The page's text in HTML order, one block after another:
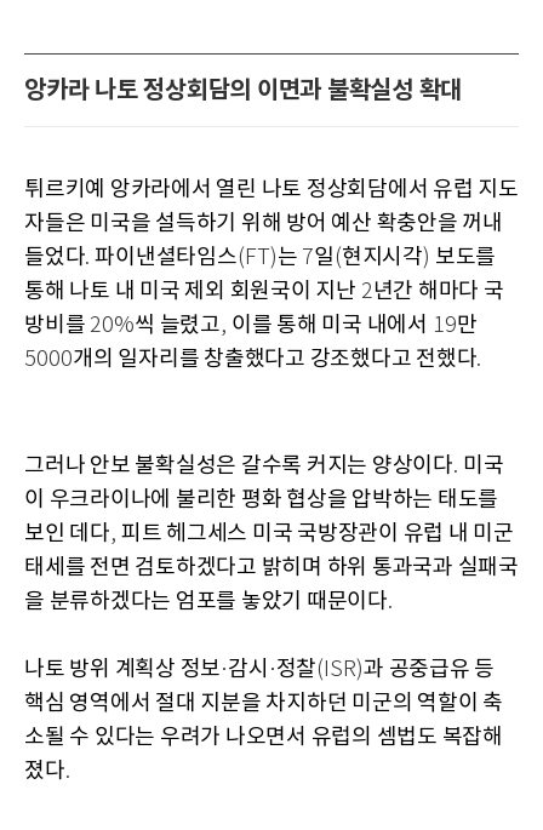
앙카라 나토 정상회담의 이면과 불확실성 확대
튀르키예 앙카라에서 열린 나토 정상회담에서 유럽 지도
자들은 미국을 설득하기 위해 방어 예산 확충안을 꺼내
들었다.파이낸셜타임스(FT)는 7일 (현지시각) 보도를
통해 나토 내 미국 제외 회원국이 지난 2년간 해마다 국
방비를 20%씩 늘렸고, 이를 통해 미국 내에서 19만
5000개의 일자리를 창출했다고 강조했다고 전했다.
그러나 안보 불확실성은 갈수록 커지는 양상이다. 미국
이 우크라이나에 불리한 평화 협상을 압박하는 태도를
보인 데다, 피트 헤그세스 미국 국방장관이 유럽 내 미군
태세를 전면 검토하겠다고 밝히며 하위 통과국과 실패국
을 분류하겠다는 엄포를 놓았기 때문이다.
나토 방위 계획상 정보·감시 ·정찰(ISR)과 공중급유 등
핵심 영역에서 절대 지분을 차지하던 미군의 역할이 축
소될 수 있다는 우려가 나오면서 유럽의 셈법도 복잡해
졌다.